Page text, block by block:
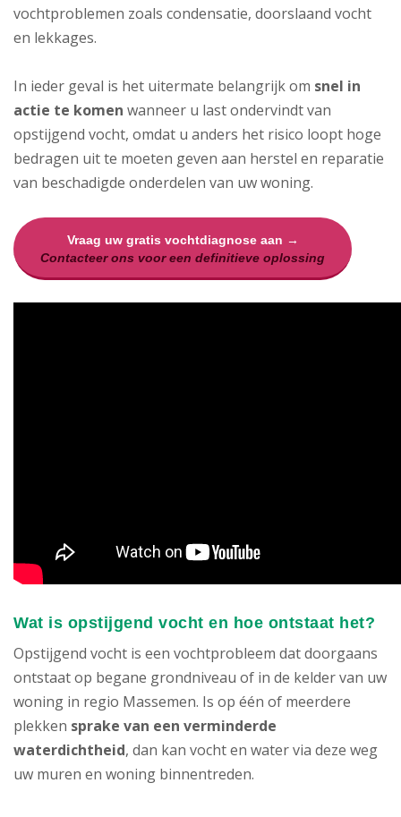
vochtproblemen zoals condensatie, doorslaand vocht
en lekkages.
In ieder geval is het uitermate belangrijk om snel in
actie te komen wanneer u last ondervindt van
opstijgend vocht, omdat u anders het risico loopt hoge
bedragen uit te moeten geven aan herstel en reparatie
van beschadigde onderdelen van uw woning.
Vraag uw gratis vochtdiagnose aan →
Contacteer ons voor een definitieve oplossing
Wat is opstijgend vocht en hoe ontstaat het?
Opstijgend vocht is een vochtprobleem dat doorgaans
ontstaat op begane grondniveau of in de kelder van uw
woning in regio Massemen. Is op één of meerdere
plekken sprake van een verminderde
waterdichtheid, dan kan vocht en water via deze weg
uw muren en woning binnentreden.